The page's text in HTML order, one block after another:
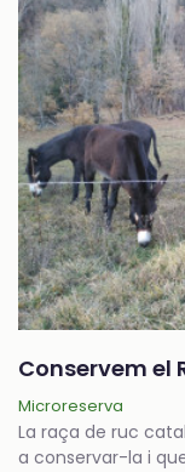
Conservem el
Microreserva
La raça de ruc
a conservar-la i